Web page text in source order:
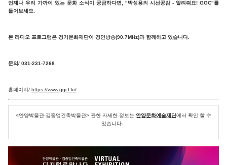
언제나 우리 가까이 있는 문화 소식이 궁금하다면, "박성용의 시선공감 - 알려줘요! GGC"를
들어보세요.
본 라디오 프로그램은 경기문화재단이 경인방송(90.7MHz)과 함께하고 있습니다.
문의/ 031-231-7268
홈페이지/ https://www.ggcf.kr/
<안양박물관·김중업건축박물관> 관한 자세한 정보는 안양문화예술재단에서 확인 할 수
있습니다.